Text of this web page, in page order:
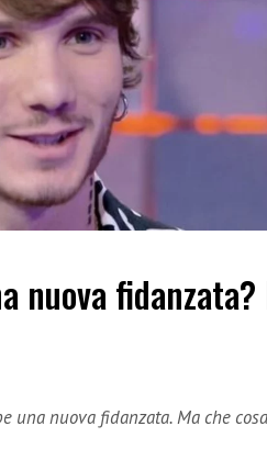
nuova fidanzata?
nuova fidanzata. Ma che cosa